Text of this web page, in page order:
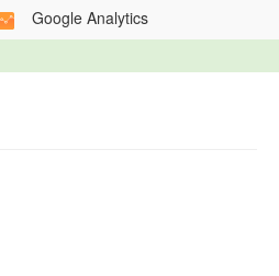
Google Analytics